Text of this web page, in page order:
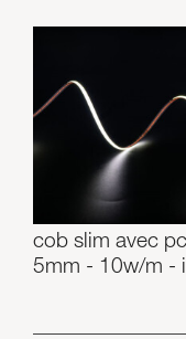
cob slim avec
5mm - 10w/m -